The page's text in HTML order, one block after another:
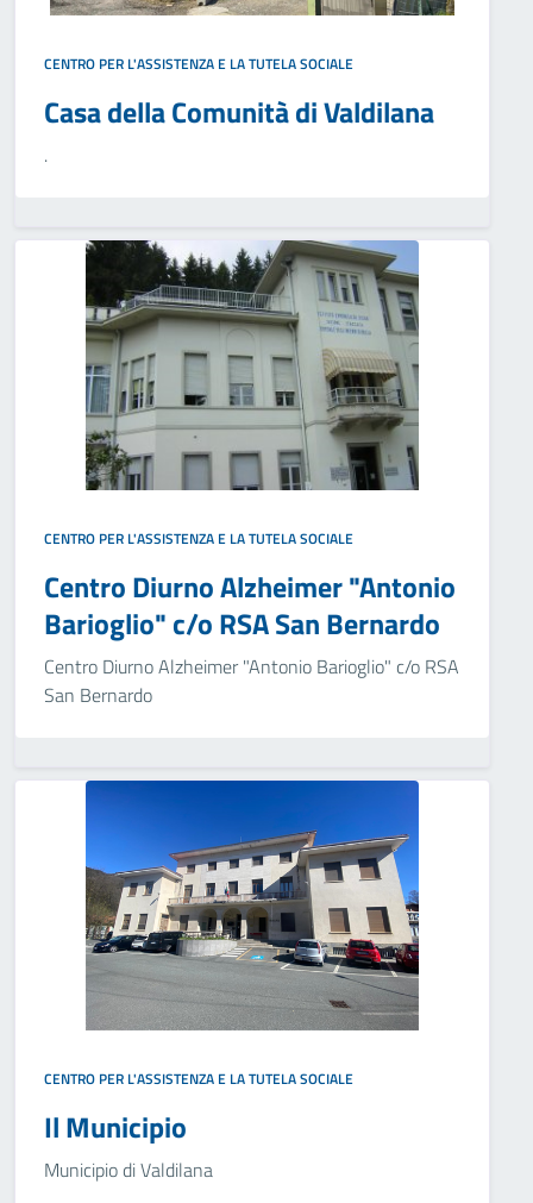
CENTRO PER L'ASSISTENZA E LA TUTELA SOCIALE
Casa della Comunità di Valdilana
.
CENTRO PER L'ASSISTENZA E LA TUTELA SOCIALE
Centro Diurno Alzheimer "Antonio
Barioglio" c/o RSA San Bernardo
Centro Diurno Alzheimer "Antonio Barioglio" c/o RSA
San Bernardo
CENTRO PER L'ASSISTENZA E LA TUTELA SOCIALE
Il Municipio
Municipio di Valdilana